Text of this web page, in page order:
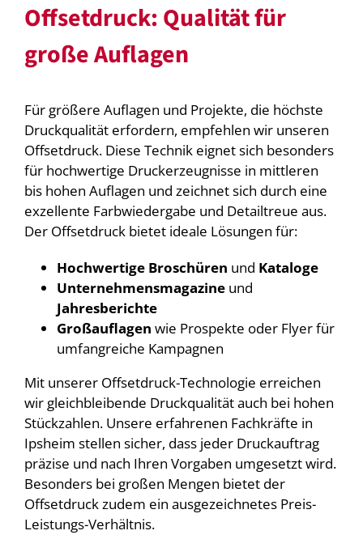
Offsetdruck: Qualität für
große Auflagen
Für größere Auflagen und Projekte, die höchste
Druckqualität erfordern, empfehlen wir unseren
Offsetdruck. Diese Technik eignet sich besonders
für hochwertige Druckerzeugnisse in mittleren
bis hohen Auflagen und zeichnet sich durch eine
exzellente Farbwiedergabe und Detailtreue aus.
Der Offsetdruck bietet ideale Lösungen für:
Hochwertige Broschüren und Kataloge
Unternehmensmagazineund
Jahresberichte
Großauflagen wie Prospekte oder Flyer für
umfangreiche Kampagnen
Mit unserer Offsetdruck-Technologie erreichen
wir gleichbleibende Druckqualität auch bei hohen
Stückzahlen. Unsere erfahrenen Fachkräfte in
Ipsheim stellen sicher, dass jeder Druckauftrag
präzise und nach Ihren Vorgaben umgesetzt wird.
Besonders bei großen Mengen bietet der
Offsetdruck zudem ein ausgezeichnetes Preis-
Leistungs-Verhältnis.